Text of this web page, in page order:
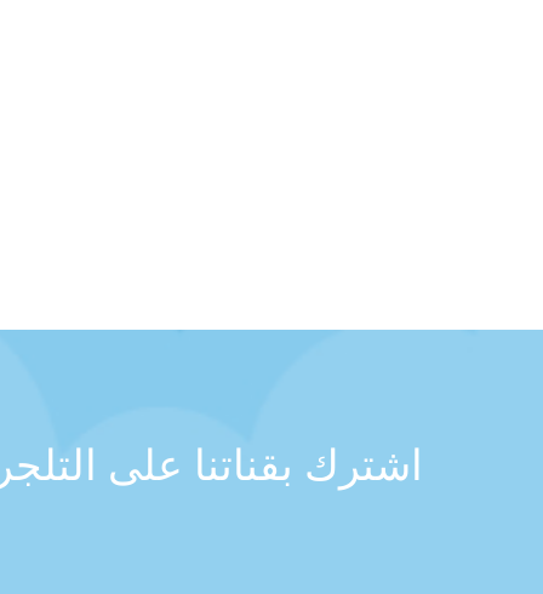
اشترك بقناتنا على